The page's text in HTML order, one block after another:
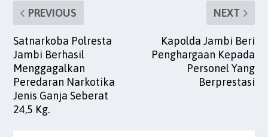
PREVIOUS
Satnarkoba Polresta
Jambi Berhasil
Menggagalkan
Peredaran Narkotika
Jenis Ganja Seberat
24,5 Kg.
NEXT
Kapolda Jambi Beri
Penghargaan Kepada
Personel Yang
Berprestasi